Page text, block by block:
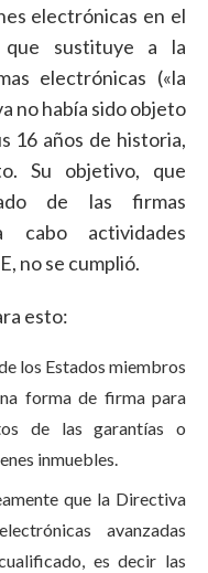
electrónicas en el
que sustituye a la
electrónicas («la
no había sido objeto
16 años de historia,
Su objetivo, que
de las firmas
cabo actividades
no se cumplió.
esto:
los Estados miembros
forma de firma para
de las garantías o
inmuebles.
que la Directiva
avanzadas
es decir las